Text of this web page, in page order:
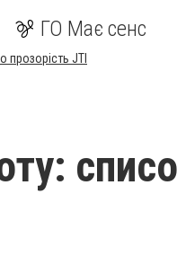
ГО Має сенс
прозорість JTI